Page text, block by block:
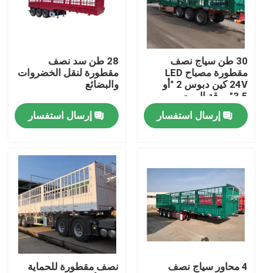
أشرطة فيديو
معلومات عنا
جولة في المعمل
رقابة جودة
اطلب اقتباس
مستعملة شاحنة قلابة
شاحنة قلابة
30 طن سياج نصف
مقطورة مصباح LED
24V كين دبوس 2 "أو
3.5" ورقة الربيع
90mm*13mm*10 طبقة
إرسال استفسار
28 طن سد نصف
مقطورة لنقل الخضروات
والبضائع
إرسال استفسار
4 محاور سياج نصف
نصف مقطورة للحماية